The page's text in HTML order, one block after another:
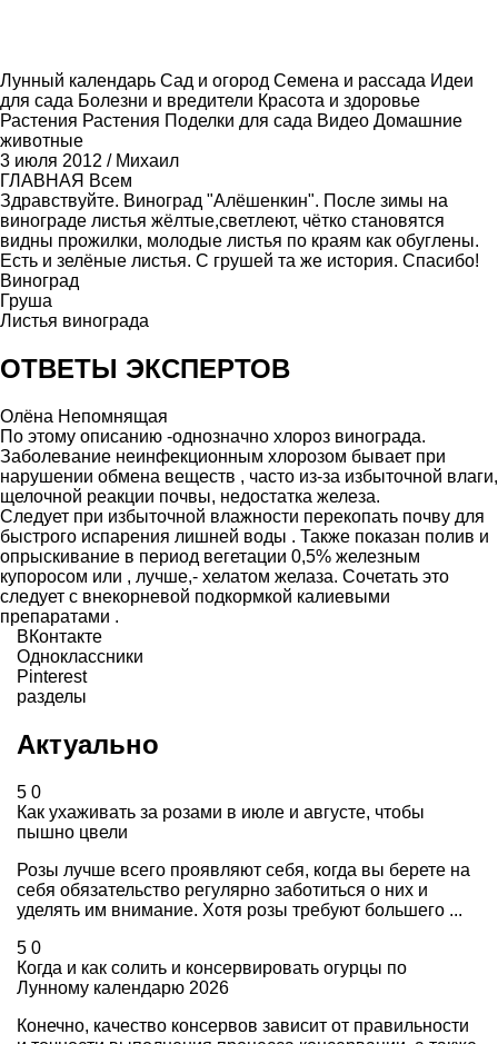
Лунный календарь Сад и огород Семена и рассада Идеи
для сада Болезни и вредители Красота и здоровье
Растения Растения Поделки для сада Видео Домашние
животные
3 июля 2012 / Михаил
ГЛАВНАЯ Всем
Здравствуйте. Виноград "Алёшенкин". После зимы на
винограде листья жёлтые,светлеют, чётко становятся
видны прожилки, молодые листья по краям как обуглены.
Есть и зелёные листья. С грушей та же история. Спасибо!
Виноград
Груша
Листья винограда
ОТВЕТЫ ЭКСПЕРТОВ
Олёна Непомнящая
По этому описанию -однозначно хлороз винограда.
Заболевание неинфекционным хлорозом бывает при
нарушении обмена веществ , часто из-за избыточной влаги,
щелочной реакции почвы, недостатка железа.
Следует при избыточной влажности перекопать почву для
быстрого испарения лишней воды . Также показан полив и
опрыскивание в период вегетации 0,5% железным
купоросом или , лучше,- хелатом желаза. Сочетать это
следует с внекорневой подкормкой калиевыми
препаратами .
ВКонтакте
Одноклассники
Pinterest
разделы
Актуально
5 0
Как ухаживать за розами в июле и августе, чтобы
пышно цвели
Розы лучше всего проявляют себя, когда вы берете на
себя обязательство регулярно заботиться о них и
уделять им внимание. Хотя розы требуют большего ...
5 0
Когда и как солить и консервировать огурцы по
Лунному календарю 2026
Конечно, качество консервов зависит от правильности